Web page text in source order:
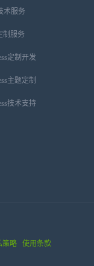
术服务
制服务
定制开发
主题定制
技术支持
策略 使用条款